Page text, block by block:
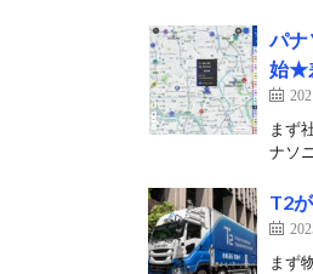
パナ
始★
まず
ナソ
T2
まず